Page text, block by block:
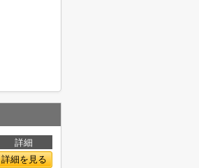
詳細
詳細を見る